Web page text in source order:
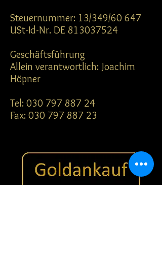
Steuernummer: 13/349/60 647
USt-Id-Nr. DE 813037524
Geschäftsführung
Allein verantwortlich: Joachim
Höpner
Tel: 030 797 887 24
Fax: 030 797 887 23